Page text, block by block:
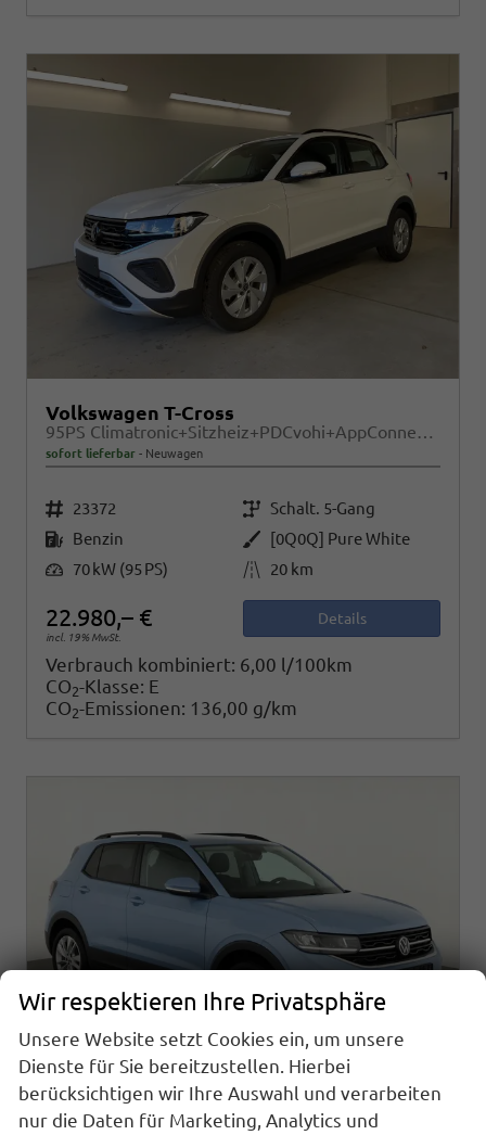
Volkswagen T-Cross
95PS Climatronic+Sitzheiz+PDCvohi+AppConnect+Side+TravelAssist+ACC
sofort lieferbar Neuwagen
Fahrzeugnr. 23372 Getriebe Schalt. 5-Gang
Kraftstoff Benzin Außenfarbe
[0Q0Q] Pure White
Leistung 70 kW (95 PS) Kilometerstand 20 km
22.980,– €
incl. 19% MwSt.
Details
Verbrauch kombiniert: 6,00 l/100km
CO2-Klasse: E
CO2-Emissionen: 136,00 g/km
Wir respektieren Ihre Privatsphäre
Unsere Website setzt Cookies ein, um unsere
Dienste für Sie bereitzustellen. Hierbei
berücksichtigen wir Ihre Auswahl und verarbeiten
nur die Daten für Marketing, Analytics und